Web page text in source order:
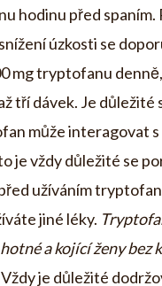
hodinu před spaním.
úzkosti se
mg tryptofanu
tří dávek. Je důležité
může interagovat
je vždy důležité se
užíváním
jiné léky.
a kojící ženy bez
Vždy je důležité